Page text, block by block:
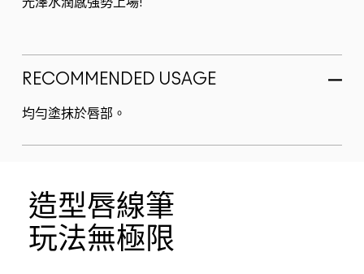
RECOMMENDED USAGE
均勻塗抹於唇部。
造型唇線筆
玩法無極限